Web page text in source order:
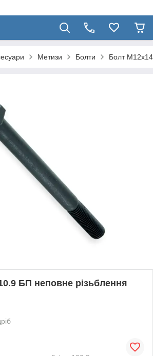
Метизи Болти Болт
БП неповне різьблення